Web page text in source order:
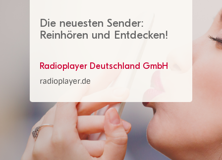
Die neuesten Sender:
Reinhören und Entdecken!
Radioplayer Deutschland GmbH
radioplayer.de